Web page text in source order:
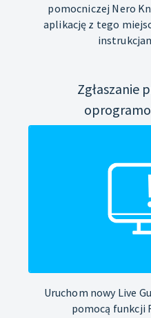
pomocniczej Nero
aplikację z tego
Zgłaszanie
Uruchom nowy Live
pomocą funkcji